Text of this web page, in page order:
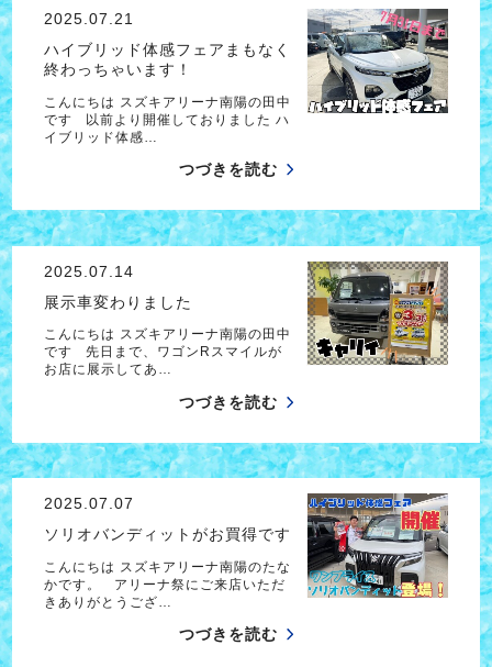
2025.07.21
ハイブリッド体感フェアまもなく
終わっちゃいます！
こんにちは スズキアリーナ南陽の田中
です 以前より開催しておりました ハ
イブリッド体感…
つづきを読む
2025.07.14
展示車変わりました
こんにちは スズキアリーナ南陽の田中
です 先日まで、ワゴンRスマイルが
お店に展示してあ…
つづきを読む
2025.07.07
ソリオバンディットがお買得です
こんにちは スズキアリーナ南陽のたな
かです。 アリーナ祭にご来店いただ
きありがとうござ…
つづきを読む